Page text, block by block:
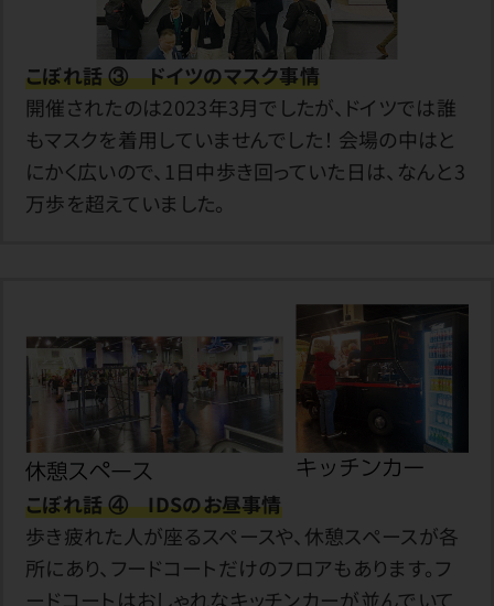
こぼれ話 ③ ドイツのマスク事情
開催されたのは2023年3月でしたが、ドイツでは誰
もマスクを着用していませんでした！ 会場の中はと
にかく広いので、1日中歩き回っていた日は、なんと3
万歩を超えていました。
こぼれ話 ④ IDSのお昼事情
歩き疲れた人が座るスペースや、休憩スペースが各
所にあり、フードコートだけのフロアもあります。フ
ードコートはおしゃれなキッチンカーが並んでいて